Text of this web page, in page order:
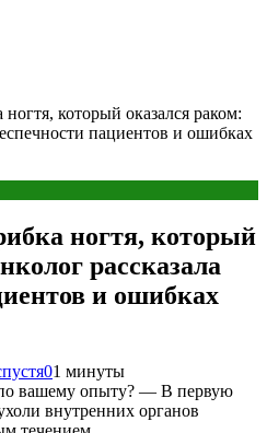
ногтя, который оказался раком:
пациентов и ошибках
ногтя, который
рассказала
и ошибках
01 минуты
вашему опыту? — В первую
внутренних органов